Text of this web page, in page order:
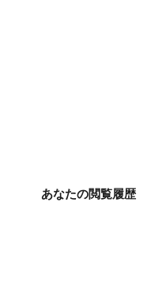
あなたの閲覧履歴